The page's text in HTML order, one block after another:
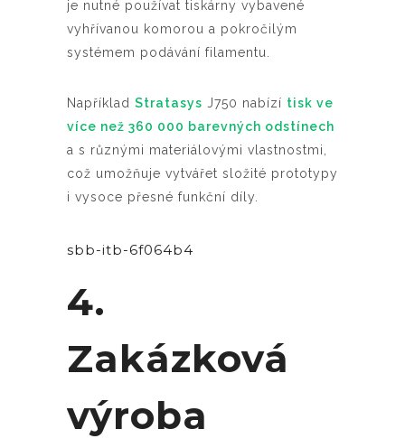
je nutné používat tiskárny vybavené
vyhřívanou komorou a pokročilým
systémem podávání filamentu.
Například Stratasys J750 nabízí tisk ve
více než 360 000 barevných odstínech
a s různými materiálovými vlastnostmi,
což umožňuje vytvářet složité prototypy
i vysoce přesné funkční díly.
sbb-itb-6f064b4
4.
Zakázková
výroba